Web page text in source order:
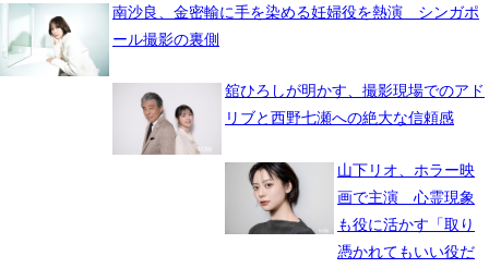
南沙良、金密輸に手を染める妊婦役を熱演 シンガポ
ール撮影の裏側
舘ひろしが明かす、撮影現場でのアド
リブと西野七瀬への絶大な信頼感
山下リオ、ホラー映
画で主演 心霊現象
も役に活かす「取り
憑かれてもいい役だ